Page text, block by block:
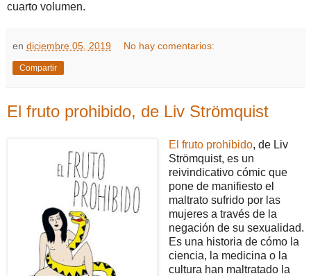
cuarto volumen.
en diciembre 05, 2019 No hay comentarios:
Compartir
El fruto prohibido, de Liv Strömquist
El fruto prohibido, de Liv
Strömquist, es un
reivindicativo cómic que
pone de manifiesto el
maltrato sufrido por las
mujeres a través de la
negación de su sexualidad.
Es una historia de cómo la
ciencia, la medicina o la
cultura han maltratado la